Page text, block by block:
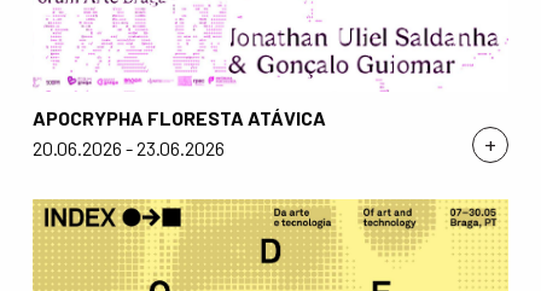
+
APOCRYPHA FLORESTA ATÁVICA
20.06.2026 - 23.06.2026